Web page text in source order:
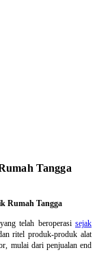
Tangga
Rumah Tangga
telah beroperasisejak
ritel produk-produk alat
mulai dari penjualan end